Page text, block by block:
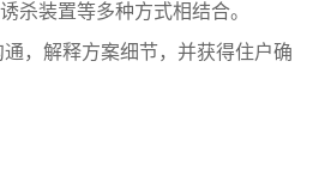
杀装置等多种方式相结合。
，解释方案细节，并获得住户确